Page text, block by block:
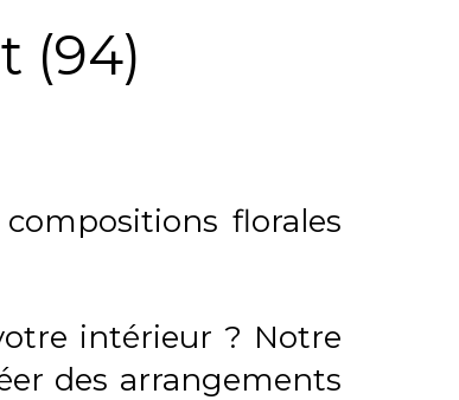
(94)
florales
intérieur ? Notre
des arrangements